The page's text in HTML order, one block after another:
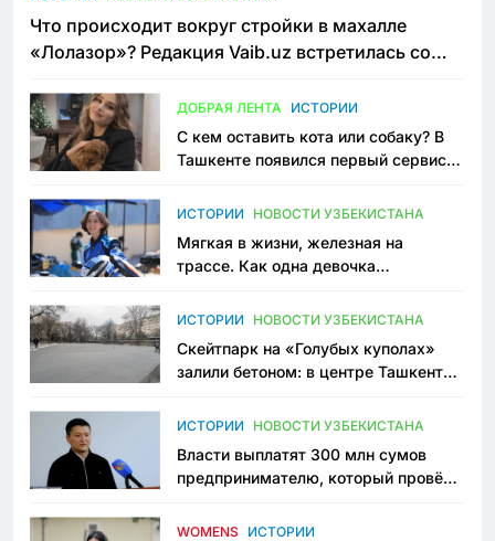
Что происходит вокруг стройки в махалле
«Лолазор»? Редакция Vaib.uz встретилась со
ДОБРАЯ ЛЕНТА ИСТОРИИ
С кем оставить кота или собаку? В
Ташкенте появился первый сервис
ИСТОРИИ НОВОСТИ УЗБЕКИСТАНА
Мягкая в жизни, железная на
трассе. Как одна девочка
Узбекистане
ИСТОРИИ НОВОСТИ УЗБЕКИСТАНА
Скейтпарк на «Голубых куполах»
залили бетоном: в центре Ташкента
пространство
ИСТОРИИ НОВОСТИ УЗБЕКИСТАНА
Власти выплатят 300 млн сумов
предпринимателю, который провёл
приговору
WOMENS ИСТОРИИ